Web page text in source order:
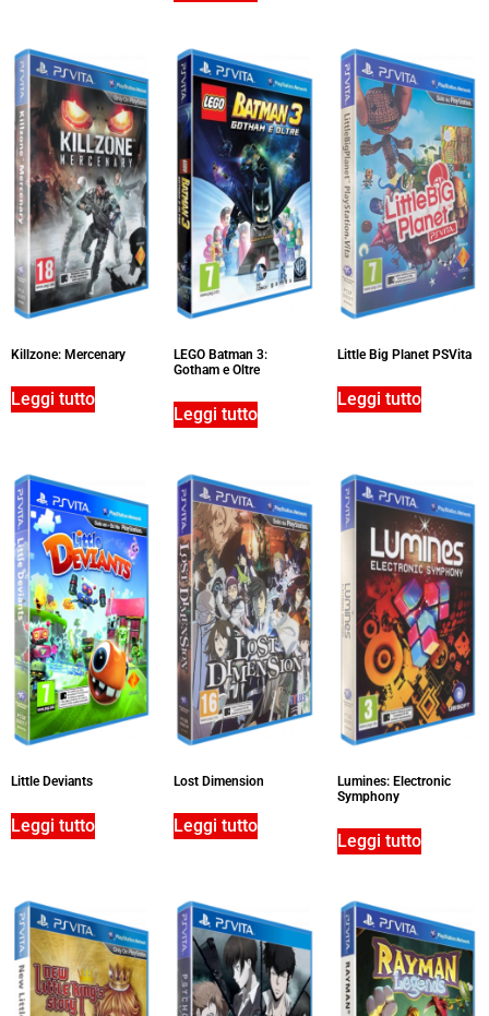
Killzone: Mercenary
Leggi tutto
LEGO Batman 3:
Gotham e Oltre
Leggi tutto
Little Big Planet PSVita
Leggi tutto
Little Deviants
Leggi tutto
Lost Dimension
Leggi tutto
Lumines: Electronic
Symphony
Leggi tutto